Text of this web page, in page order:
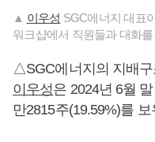
▲ 이우성 SGC에너지 대표
워크샵에서 직원들과 대화
△SGC에너지의 지배구
이우성은 2024년 6월
만2815주(19.59%)를